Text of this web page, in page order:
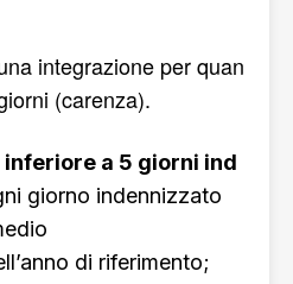
integrazione per quan
(carenza).
a 5 giorni ind
giorno indennizzato
di riferimento;